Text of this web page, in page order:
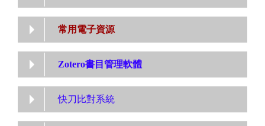
常用電子資源
Zotero書目管理軟體
快刀比對系統